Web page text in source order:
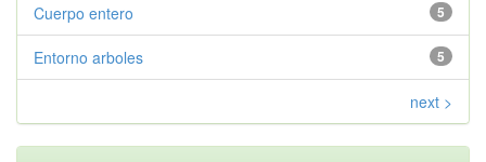
5
Cuerpo entero
5
Entorno arboles
next >